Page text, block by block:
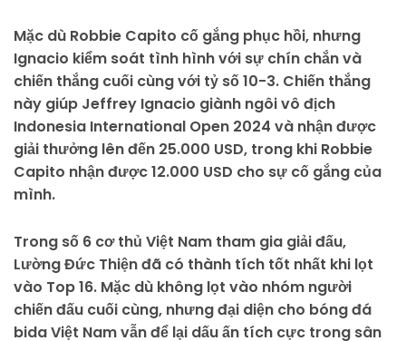
Mặc dù Robbie Capito cố gắng phục hồi, nhưng
Ignacio kiểm soát tình hình với sự chín chắn và
chiến thắng cuối cùng với tỷ số 10-3. Chiến thắng
này giúp Jeffrey Ignacio giành ngôi vô địch
Indonesia International Open 2024 và nhận được
giải thưởng lên đến 25.000 USD, trong khi Robbie
Capito nhận được 12.000 USD cho sự cố gắng của
mình.
Trong số 6 cơ thủ Việt Nam tham gia giải đấu,
Lường Đức Thiện đã có thành tích tốt nhất khi lọt
vào Top 16. Mặc dù không lọt vào nhóm người
chiến đấu cuối cùng, nhưng đại diện cho bóng đá
bida Việt Nam vẫn để lại dấu ấn tích cực trong sân